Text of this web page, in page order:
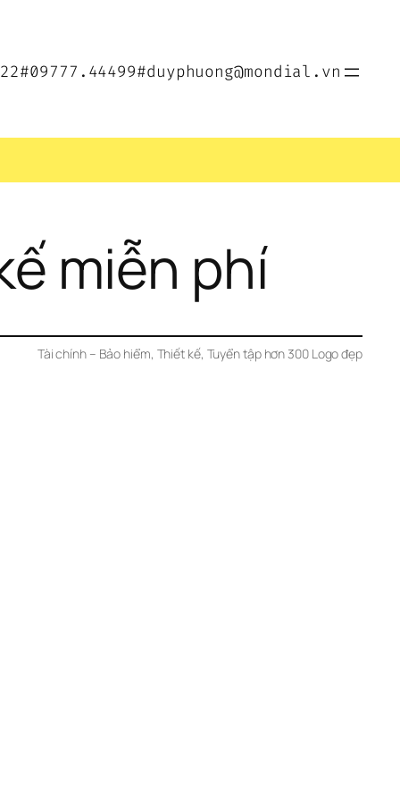
#09777.44499#duyphuong@mondial.vn
miễn phí
Tài chính – Bảo hiểm, Thiết kế, Tuyển tập hơn 300 Logo đẹp